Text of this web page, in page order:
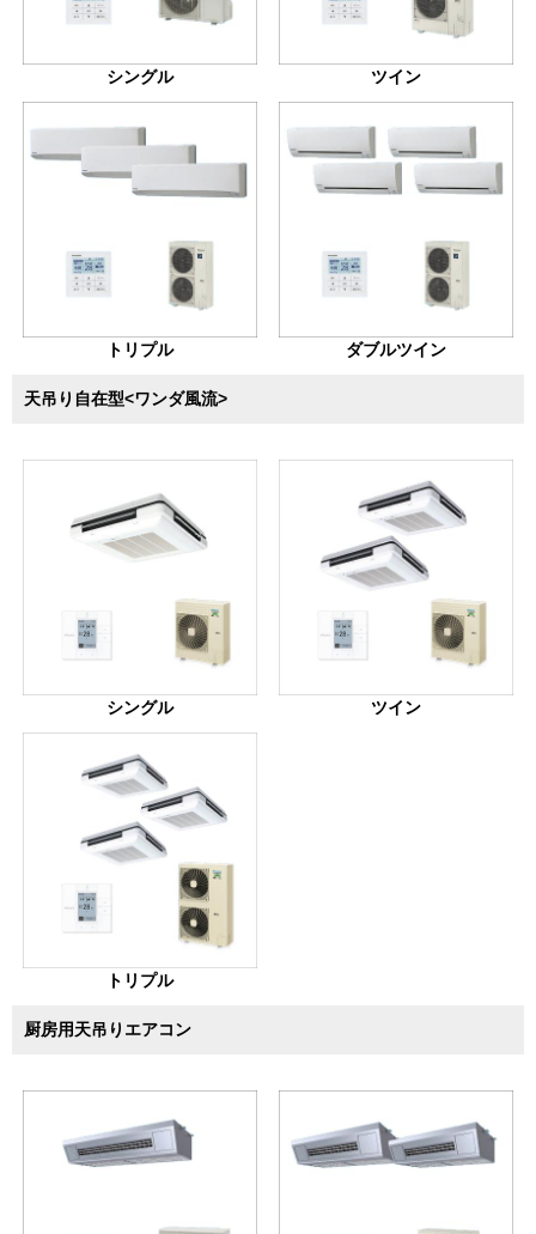
シングル ツイン
トリプル ダブルツイン
天吊り自在型<ワンダ風流>
シングル ツイン
トリプル
厨房用天吊りエアコン